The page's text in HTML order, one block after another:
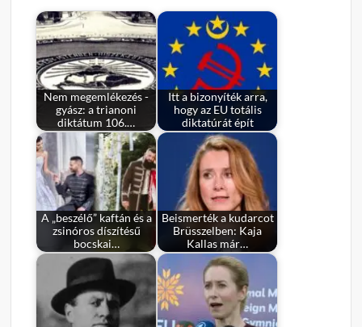
Nem megemlékezés -
gyász: a trianoni
diktátum 106.…
Itt a bizonyíték arra,
hogy az EU totális
diktatúrát épít
A „beszélő” kaftán és a
zsinóros díszítésű
bocskai…
Beismerték a kudarcot
Brüsszelben: Kaja
Kallas már…